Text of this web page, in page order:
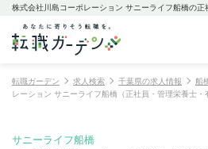
転職ガーデン 求人検索 千葉県の求人情報 船
レーション サニーライフ船橋（正社員・管理栄養士
サニーライフ船橋